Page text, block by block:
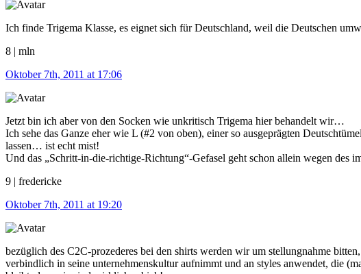
Ich finde Trigema Klasse, es eignet sich für Deutschland, weil die Deutschen
8 | mln
Oktober 7th, 2011 at 17:06
Jetzt bin ich aber von den Socken wie unkritisch Trigema hier behandelt wir…
Ich sehe das Ganze eher wie L (#2 von oben), einer so ausgeprägten
lassen… ist echt mist!
Und das „Schritt-in-die-richtige-Richtung“-Gefasel geht schon allein wegen
9 | fredericke
Oktober 7th, 2011 at 19:20
bezüglich des C2C-prozederes bei den shirts werden wir um stellungnahme
verbindlich in seine unternehmenskultur aufnimmt und an styles anwendet, die